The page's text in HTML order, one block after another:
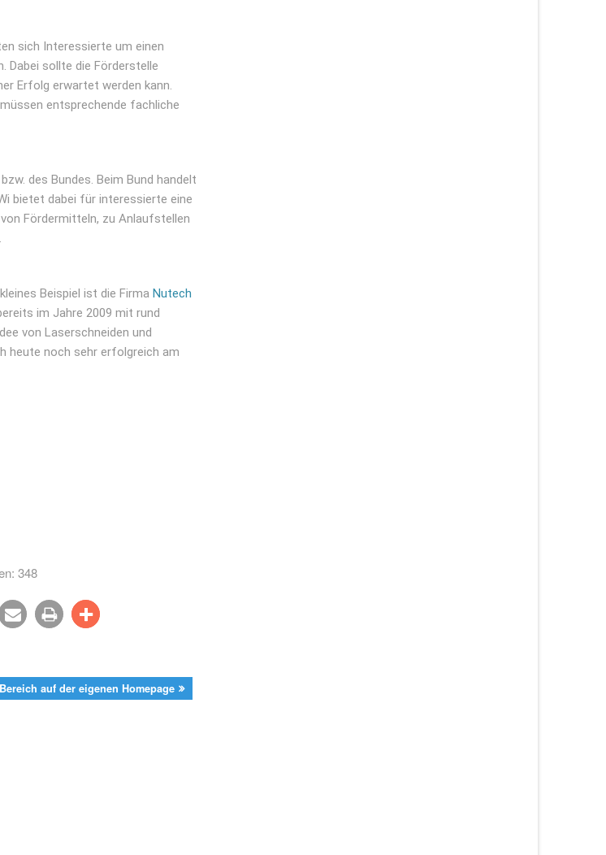
sich Interessierte um einen
Dabei sollte die Förderstelle
Erfolg erwartet werden kann.
entsprechende fachliche
des Bundes. Beim Bund handelt
bietet dabei für interessierte eine
Fördermitteln, zu Anlaufstellen
Beispiel ist die Firma Nutech
im Jahre 2009 mit rund
von Laserschneiden und
heute noch sehr erfolgreich am
348
auf der eigenen Homepage